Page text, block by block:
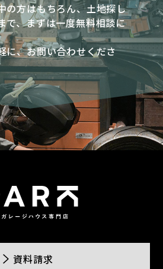
の方はもちろん、土地探し
で、まずは一度無料相談に
に、お問い合わせくださ
資料請求